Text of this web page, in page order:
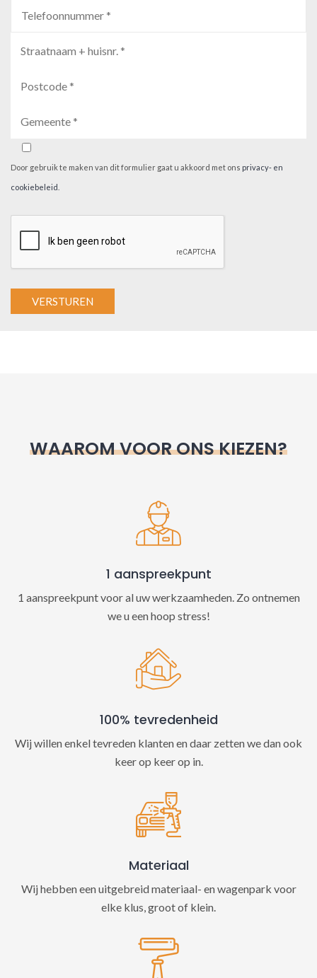
Door gebruik te maken van dit formulier gaat u akkoord met ons privacy- en
cookiebeleid
WAAROM VOOR ONS KIEZEN?
1 aanspreekpunt
1 aanspreekpunt voor al uw werkzaamheden. Zo ontnemen
we u een hoop stress!
100% tevredenheid
Wij willen enkel tevreden klanten en daar zetten we dan ook
keer op keer op in.
Materiaal
Wij hebben een uitgebreid materiaal- en wagenpark voor
elke klus, groot of klein.